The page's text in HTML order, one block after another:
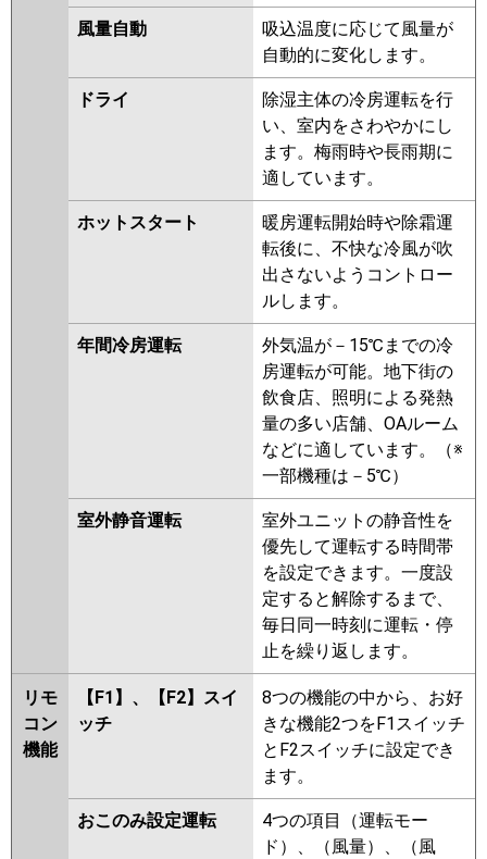
FDTV2246HD6S-airf
FDTV2246HD6S FDTV2246HD6S-
FDTV2245HD5SA-osj
FDTV2245HD5SA-rak
FDTV2245HD5SA-airf
FDTV2245HD5SA
FDTVP2244HD5SA-osj
FDTVP2244HD5SA-rak
FDTVP2244HD5SA-airf
FDTVP2244HD5SA
FDTVP2244HD5S-osj
FDTVP2244HD5S-rak
FDTVP2244HD5S
FDTVP2244HD5S-rakuri-na
FDTVP2244HD5S-airflex
PA-P224U7HVNBX PA-
P224U7HVNB PA-P224U7HVB
PA-P224U7HV PA-P224U7HVN
PA-P224U6HVB PA-P224U6HVNB
PA-P224U6HV PA-P224U6HVN
風量自動
吸込温度に応じて風量が
自動的に変化します。
ドライ
除湿主体の冷房運転を行
い、室内をさわやかにし
ます。梅雨時や長雨期に
適しています。
ホットスタート
暖房運転開始時や除霜運
転後に、不快な冷風が吹
出さないようコントロー
ルします。
年間冷房運転
外気温が－15℃までの冷
房運転が可能。地下街の
飲食店、照明による発熱
量の多い店舗、OAルーム
などに適しています。（※
一部機種は－5℃）
室外静音運転
室外ユニットの静音性を
優先して運転する時間帯
を設定できます。一度設
定すると解除するまで、
毎日同一時刻に運転・停
止を繰り返します。
リモ
コン
機能
【F1】、【F2】スイ
ッチ
8つの機能の中から、お好
きな機能2つをF1スイッチ
とF2スイッチに設定でき
ます。
おこのみ設定運転
4つの項目（運転モー
ド）、（風量）、（風